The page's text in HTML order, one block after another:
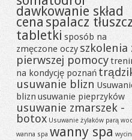
dawkowanie skład
cena spalacz
tabletki sposób na
zmęczone oczy szkolenia
pierwszej pomocy
na kondycję poznań
usuwanie blizn
blizn usuwanie pieprzyków
usuwanie zmarszek -
botox Usuwanie żylaków parą
wanna spa wanny spa